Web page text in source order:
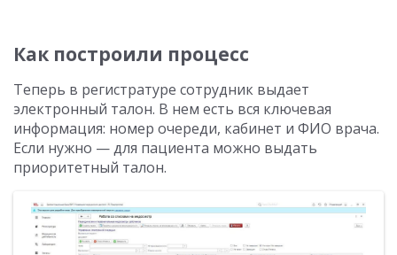
Как построили процесс
Теперь в регистратуре сотрудник выдает
электронный талон. В нем есть вся ключевая
информация: номер очереди, кабинет и ФИО врача.
Если нужно — для пациента можно выдать
приоритетный талон.